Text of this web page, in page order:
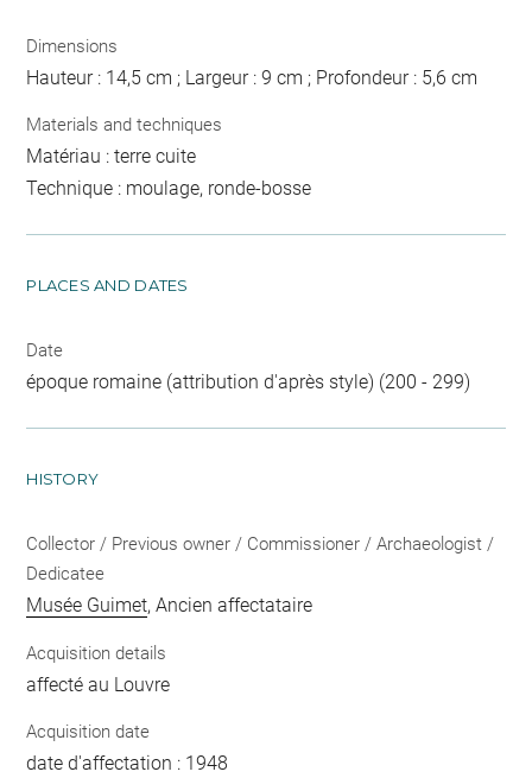
Dimensions
Hauteur : 14,5 cm ; Largeur : 9 cm ; Profondeur : 5,6 cm
Materials and techniques
Matériau : terre cuite
Technique : moulage, ronde-bosse
PLACES AND DATES
Date
époque romaine (attribution d'après style) (200 - 299)
HISTORY
Collector / Previous owner / Commissioner / Archaeologist /
Dedicatee
Musée Guimet, Ancien affectataire
Acquisition details
affecté au Louvre
Acquisition date
date d'affectation : 1948